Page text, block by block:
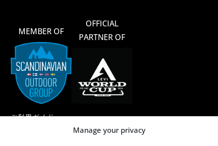
Manage your privacy
MEMBER OF
OFFICIAL
PARTNER OF
ご利用ガイド